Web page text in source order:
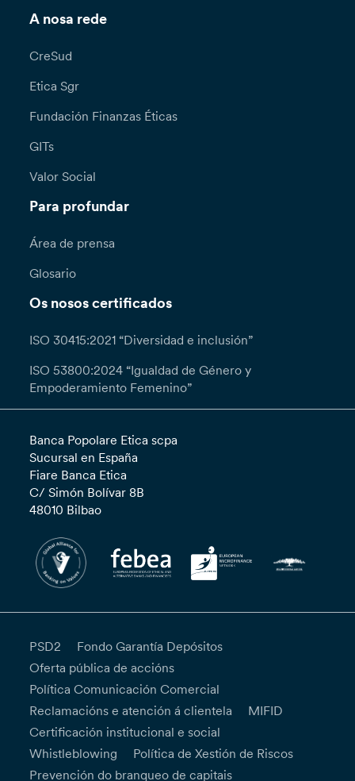
A nosa rede
CreSud
Etica Sgr
Fundación Finanzas Éticas
GITs
Valor Social
Para profundar
Área de prensa
Glosario
Os nosos certificados
ISO 30415:2021 “Diversidad e inclusión”
ISO 53800:2024 “Igualdad de Género y
Empoderamiento Femenino”
Banca Popolare Etica scpa
Sucursal en España
Fiare Banca Etica
C/ Simón Bolívar 8B
48010 Bilbao
PSD2
Fondo Garantía Depósitos
Oferta pública de accións
Política Comunicación Comercial
Reclamacións e atención á clientela
MIFID
Certificación institucional e social
Whistleblowing
Política de Xestión de Riscos
Prevención do branqueo de capitais